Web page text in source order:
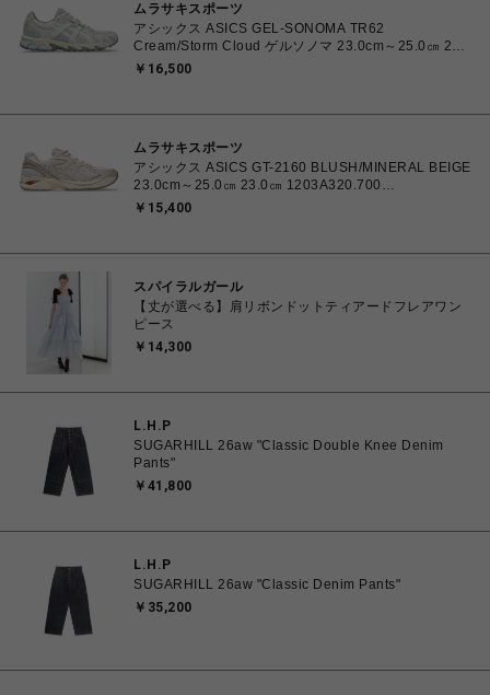
ムラサキスポーツ
アシックス ASICS GEL-SONOMA TR62
Cream/Storm Cloud ゲルソノマ 23.0cm～25.0㎝ 23.0
㎝ 1203A734.102 4571633264412 ユニセックス ス
￥16,500
ムラサキスポーツ
アシックス ASICS GT-2160 BLUSH/MINERAL BEIGE
23.0cm～25.0㎝ 23.0㎝ 1203A320.700
4571633253669 レディース スニーカー スポーツスタ
￥15,400
スパイラルガール
【丈が選べる】肩リボンドットティアードフレアワン
ピース
￥14,300
L.H.P
SUGARHILL 26aw "Classic Double Knee Denim
Pants"
￥41,800
L.H.P
SUGARHILL 26aw "Classic Denim Pants"
￥35,200